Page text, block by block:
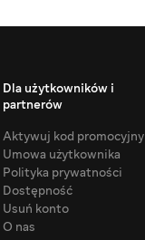
Dla użytkowników i
partnerów
Aktywuj kod promocyjny
Umowa użytkownika
Polityka prywatności
Dostępność
Usuń konto
O nas